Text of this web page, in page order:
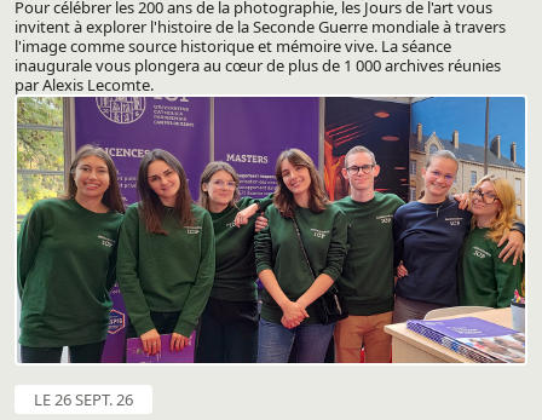
Pour célébrer les 200 ans de la photographie, les Jours de l'art vous
invitent à explorer l'histoire de la Seconde Guerre mondiale à travers
l'image comme source historique et mémoire vive. La séance
inaugurale vous plongera au cœur de plus de 1 000 archives réunies
par Alexis Lecomte.
LE 26 SEPT. 26